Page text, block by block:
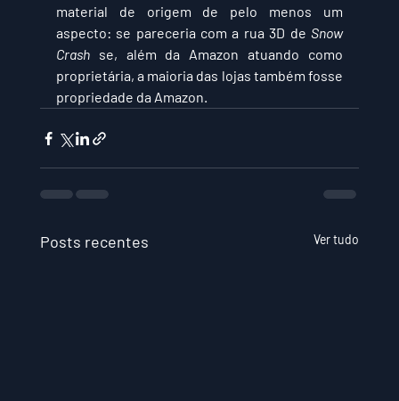
material de origem de pelo menos um
aspecto: se pareceria com a rua 3D de Snow
Crash se, além da Amazon atuando como
proprietária, a maioria das lojas também fosse
propriedade da Amazon.
Posts recentes Ver tudo